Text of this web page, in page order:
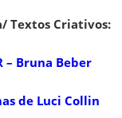
Textos Criativos:
– Bruna Beber
de Luci Collin